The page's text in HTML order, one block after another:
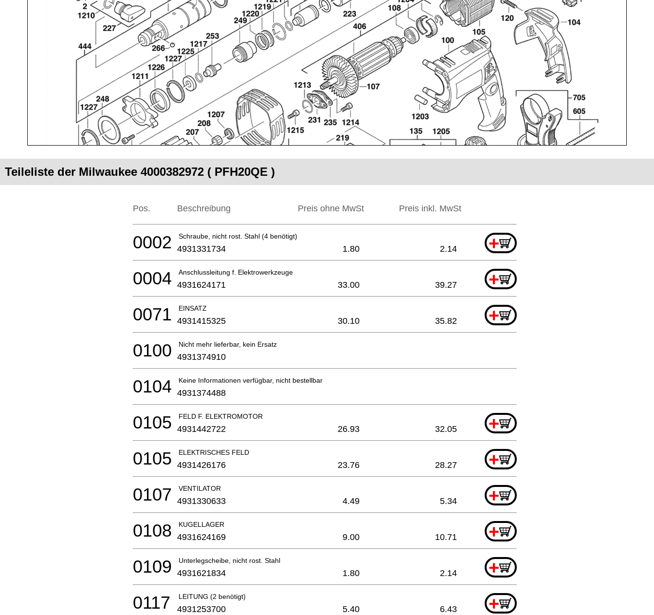
Teileliste der Milwaukee 4000382972 ( PFH20QE )
Pos. Beschreibung Preis ohne MwSt Preis inkl. MwSt
Schraube, nicht rost. Stahl (4 benötigt) +
0002 4931331734 1.80 2.14
Anschlussleitung f. Elektrowerkzeuge +
0004 4931624171 33.00 39.27
EINSATZ +
0071 4931415325 30.10 35.82
Nicht mehr lieferbar, kein Ersatz
0100 4931374910
Keine Informationen verfügbar, nicht bestellbar
0104 4931374488
FELD F. ELEKTROMOTOR +
0105 4931442722 26.93 32.05
ELEKTRISCHES FELD +
0105 4931426176 23.76 28.27
VENTILATOR +
0107 4931330633 4.49 5.34
KUGELLAGER +
0108 4931624169 9.00 10.71
Unterlegscheibe, nicht rost. Stahl +
0109 4931621834 1.80 2.14
LEITUNG (2 benötigt) +
0117 4931253700 5.40 6.43